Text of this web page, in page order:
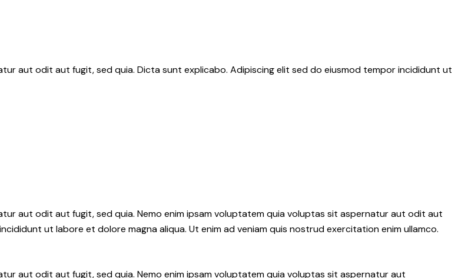
aut odit aut fugit, sed quia. Dicta sunt explicabo. Adipiscing elit sed do eiusmod tempor incididunt ut
aut odit aut fugit, sed quia. Nemo enim ipsam voluptatem quia voluptas sit aspernatur aut odit aut
ut labore et dolore magna aliqua. Ut enim ad veniam quis nostrud exercitation enim ullamco.
aut odit aut fugit, sed quia. Nemo enim ipsam voluptatem quia voluptas sit aspernatur aut